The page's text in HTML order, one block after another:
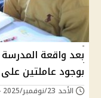
بعد واقعة
بوجود عاملتين
الأحد 23/نوفمبر/2025 - 06:37 م